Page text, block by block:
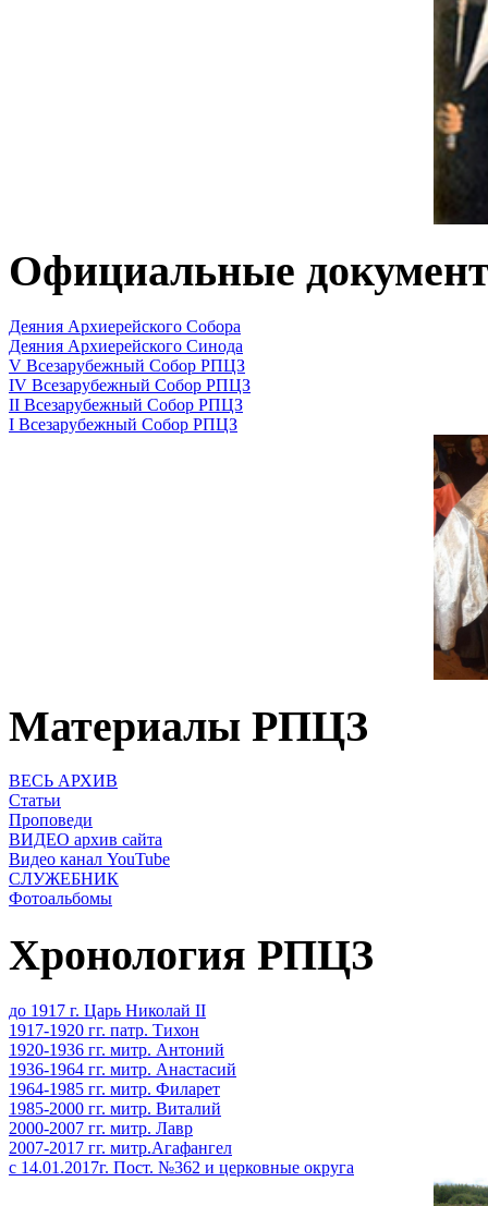
Официальные
Деяния Архиерейского Собора
Деяния Архиерейского Синода
V Всезарубежный Собор РПЦЗ
IV Всезарубежный Собор РПЦЗ
II Всезарубежный Собор РПЦЗ
I Всезарубежный Собор РПЦЗ
Материалы РПЦЗ
ВЕСЬ АРХИВ
Статьи
Проповеди
ВИДЕО архив сайта
Видео канал YouTube
СЛУЖЕБНИК
Фотоальбомы
Хронология РПЦЗ
до 1917 г. Царь Николай II
1917-1920 гг. патр. Тихон
1920-1936 гг. митр. Антоний
1936-1964 гг. митр. Анастасий
1964-1985 гг. митр. Филарет
1985-2000 гг. митр. Виталий
2000-2007 гг. митр. Лавр
2007-2017 гг. митр.Агафангел
с 14.01.2017г. Пост. №362 и церковные округа